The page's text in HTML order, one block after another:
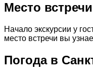
Место встречи
Начало экскурсии у
место встречи вы
Погода в